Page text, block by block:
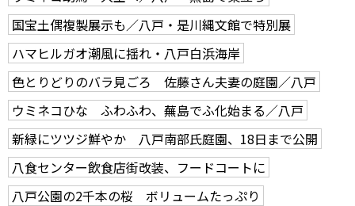
国宝土偶複製展示も／八戸・是川縄文館で特別展
ハマヒルガオ潮風に揺れ・八戸白浜海岸
色とりどりのバラ見ごろ 佐藤さん夫妻の庭園／八戸
ウミネコひな ふわふわ、蕪島でふ化始まる／八戸
新緑にツツジ鮮やか 八戸南部氏庭園、18日まで公開
八食センター飲食店街改装、フードコートに
八戸公園の2千本の桜 ボリュームたっぷり